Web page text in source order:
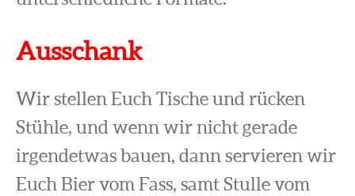
Ausschank
Wir stellen Euch Tische und rücken
Stühle, und wenn wir nicht gerade
irgendetwas bauen, dann servieren wir
Euch Bier vom Fass, samt Stulle vom